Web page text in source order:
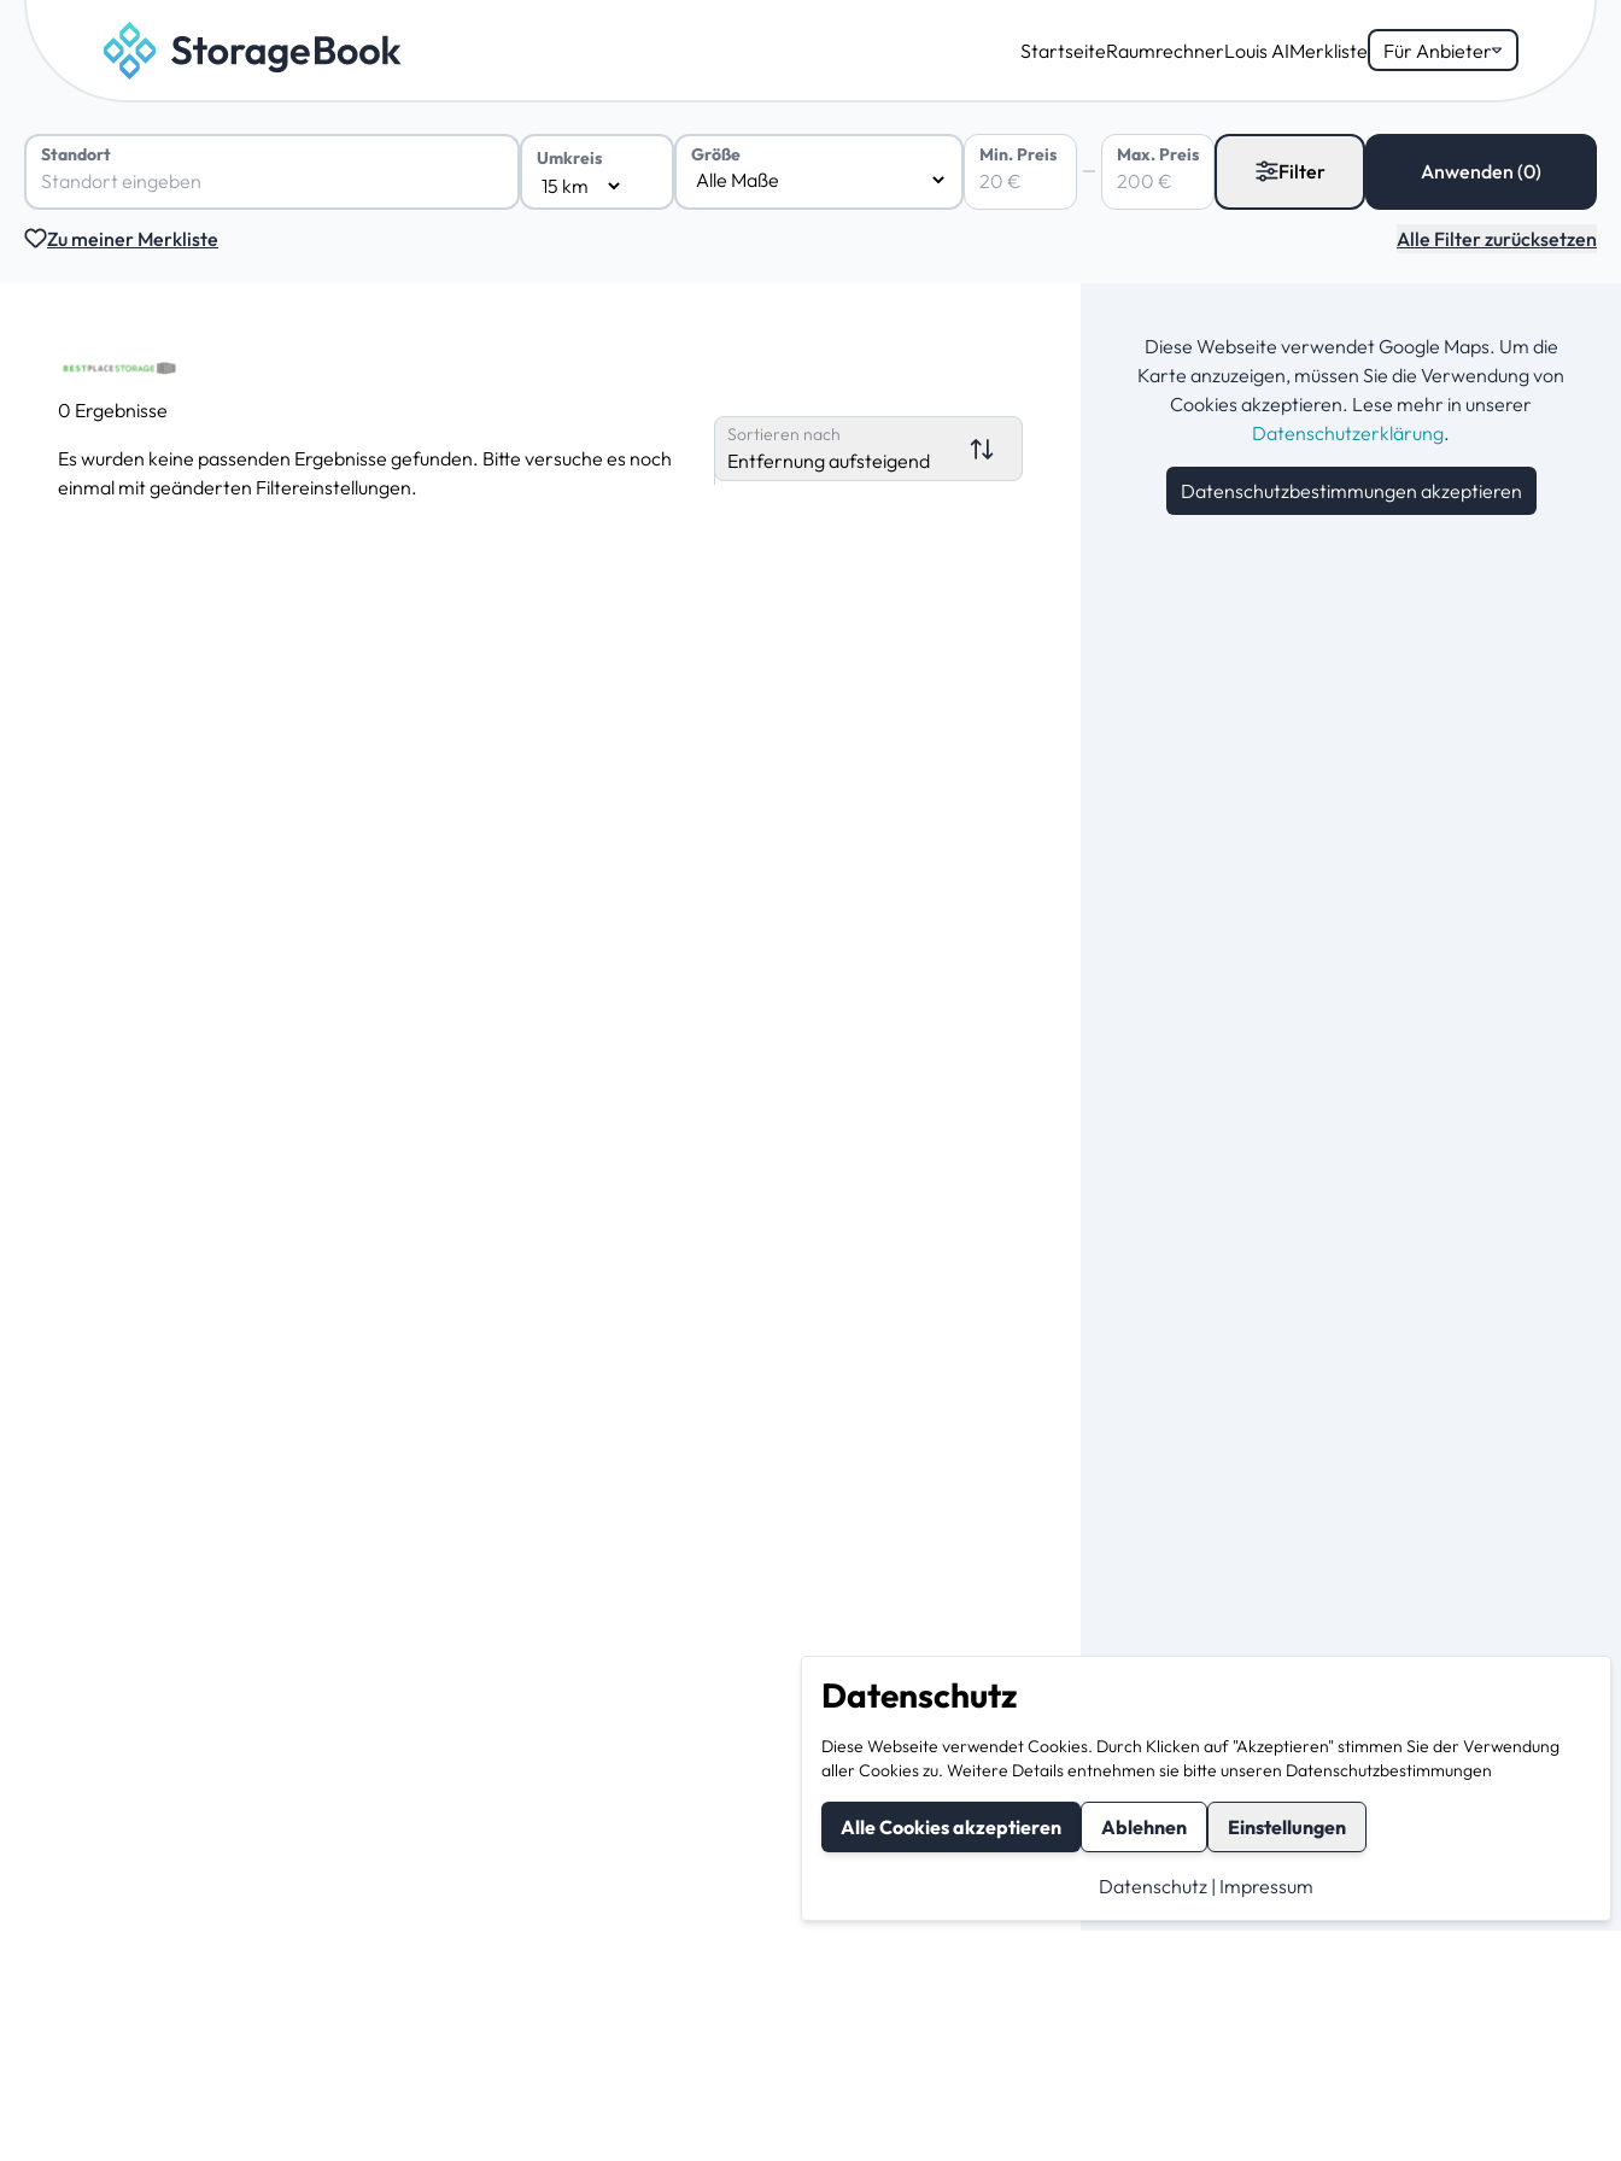
StartseiteRaumrechnerLouis AIMerkliste Für Anbieter
Standort Umkreis Größe Min. Preis Max. Preis
Filter
Zu meiner Merkliste Alle Filter zurücksetzen
0 Ergebnisse
Es wurden keine passenden Ergebnisse gefunden. Bitte versuche es noch
einmal mit geänderten Filtereinstellungen.
Sortieren nach
Entfernung aufsteigend
Diese Webseite verwendet Google Maps. Um die
Karte anzuzeigen, müssen Sie die Verwendung von
Cookies akzeptieren. Lese mehr in unserer
Datenschutzerklärung.
Datenschutzbestimmungen akzeptieren
Datenschutz
Diese Webseite verwendet Cookies. Durch Klicken auf "Akzeptieren" stimmen Sie der Verwendung
aller Cookies zu. Weitere Details entnehmen sie bitte unseren Datenschutzbestimmungen
Alle Cookies akzeptieren Ablehnen Einstellungen
Datenschutz | Impressum